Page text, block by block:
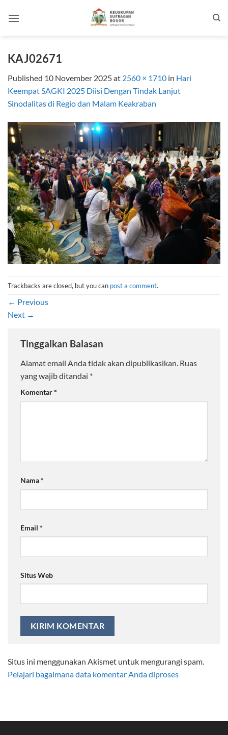
KAJ02671
Published 10 November 2025at 2560 × 1710 in Hari
Keempat SAGKI 2025 Diisi Dengan Tindak Lanjut
Sinodalitas di Regio dan Malam Keakraban
Trackbacks are closed, but you can post a comment.
← Previous
Next →
Tinggalkan Balasan
Alamat email Anda tidak akan dipublikasikan. Ruas
yang wajib ditandai *
Komentar*
Nama*
Email *
Situs Web
Situs ini menggunakan Akismet untuk mengurangi spam.
Pelajari bagaimana data komentar Anda diproses